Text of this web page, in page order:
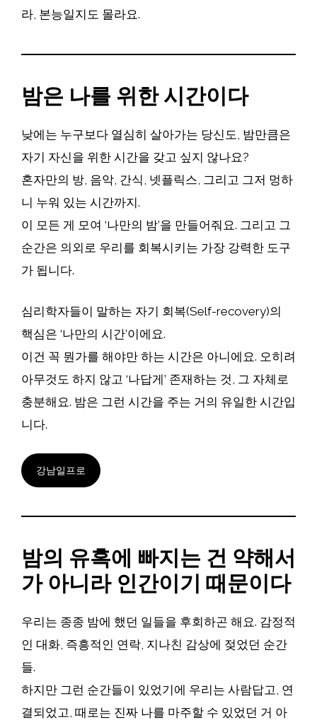
라, 본능일지도 몰라요.
밤은 나를 위한 시간이다
낮에는 누구보다 열심히 살아가는 당신도, 밤만큼은
자기 자신을 위한 시간을 갖고 싶지 않나요?
혼자만의 방, 음악, 간식, 넷플릭스, 그리고 그저 멍하
니 누워 있는 시간까지.
이 모든 게 모여 ‘나만의 밤’을 만들어줘요. 그리고 그
순간은 의외로 우리를 회복시키는 가장 강력한 도구
가 됩니다.
심리학자들이 말하는 자기 회복(Self-recovery)의
핵심은 ‘나만의 시간’이에요.
이건 꼭 뭔가를 해야만 하는 시간은 아니에요. 오히려
아무것도 하지 않고 ‘나답게’ 존재하는 것, 그 자체로
충분해요. 밤은 그런 시간을 주는 거의 유일한 시간입
니다.
강남일프로
밤의 유혹에 빠지는 건 약해서
가 아니라 인간이기 때문이다
우리는 종종 밤에 했던 일들을 후회하곤 해요. 감정적
인 대화, 즉흥적인 연락, 지나친 감상에 젖었던 순간
들.
하지만 그런 순간들이 있었기에 우리는 사람답고, 연
결되었고, 때로는 진짜 나를 마주할 수 있었던 거 아